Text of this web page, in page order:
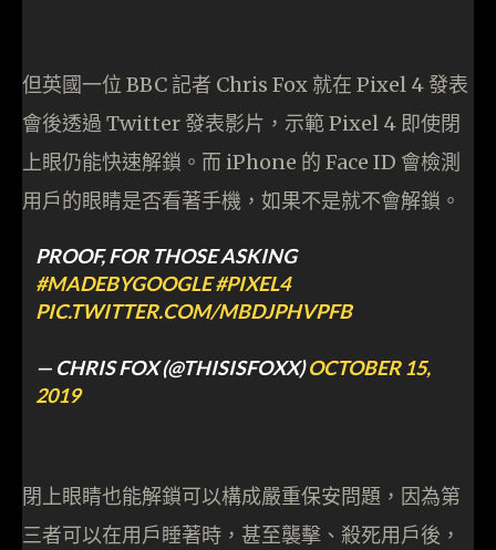
但英國一位 BBC 記者 Chris Fox 就在 Pixel 4 發表
會後透過 Twitter 發表影片，示範 Pixel 4 即使閉
上眼仍能快速解鎖。而 iPhone 的 Face ID 會檢測
用戶的眼睛是否看著手機，如果不是就不會解鎖。
PROOF, FOR THOSE ASKING
#MADEBYGOOGLE#PIXEL4
PIC.TWITTER.COM/MBDJPHVPFB
— CHRIS FOX (@THISISFOXX)OCTOBER 15,
2019
閉上眼睛也能解鎖可以構成嚴重保安問題，因為第
三者可以在用戶睡著時，甚至襲擊、殺死用戶後，